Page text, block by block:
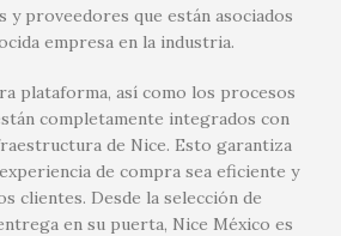
y proveedores que están asociados
empresa en la industria.
plataforma, así como los procesos
completamente integrados con
de Nice. Esto garantiza
de compra sea eficiente y
clientes. Desde la selección de
en su puerta, Nice México es